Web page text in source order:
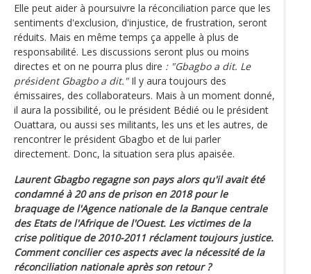
Elle peut aider à poursuivre la réconciliation parce que les
sentiments d'exclusion, d'injustice, de frustration, seront
réduits. Mais en même temps ça appelle à plus de
responsabilité. Les discussions seront plus ou moins
directes et on ne pourra plus dire : "Gbagbo a dit. Le
président Gbagbo a dit."Il y aura toujours des
émissaires, des collaborateurs. Mais à un moment donné,
il aura la possibilité, ou le président Bédié ou le président
Ouattara, ou aussi ses militants, les uns et les autres, de
rencontrer le président Gbagbo et de lui parler
directement. Donc, la situation sera plus apaisée.
Laurent Gbagbo regagne son pays alors qu'il avait été
condamné à 20 ans de prison en 2018 pour le
braquage de l'Agence nationale de la Banque centrale
des Etats de l'Afrique de l'Ouest. Les victimes de la
crise politique de 2010-2011 réclament toujours justice.
Comment concilier ces aspects avec la nécessité de la
réconciliation nationale après son retour ?